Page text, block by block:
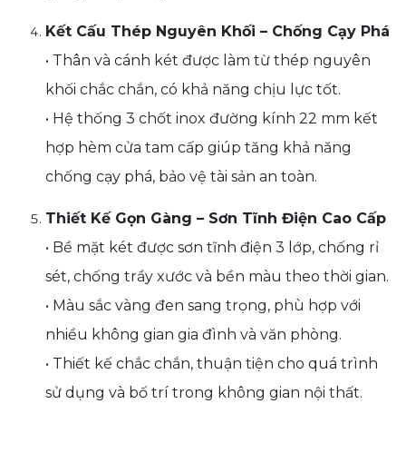
Kết Cấu Thép Nguyên Khối – Chống Cạy Phá
• Thân và cánh két được làm từ thép nguyên
khối chắc chắn, có khả năng chịu lực tốt.
• Hệ thống 3 chốt inox đường kính 22 mm kết
hợp hèm cửa tam cấp giúp tăng khả năng
chống cạy phá, bảo vệ tài sản an toàn.
Thiết Kế Gọn Gàng – Sơn Tĩnh Điện Cao Cấp
• Bề mặt két được sơn tĩnh điện 3 lớp, chống rỉ
sét, chống trầy xước và bền màu theo thời gian.
• Màu sắc vàng đen sang trọng, phù hợp với
nhiều không gian gia đình và văn phòng.
• Thiết kế chắc chắn, thuận tiện cho quá trình
sử dụng và bố trí trong không gian nội thất.